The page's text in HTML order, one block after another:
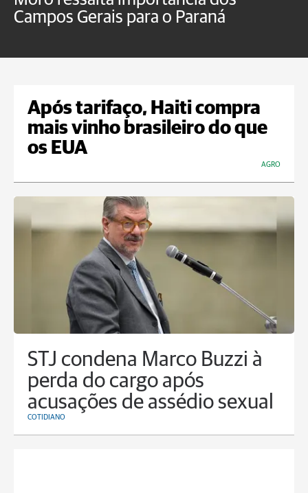
Campos Gerais para o Paraná
Após tarifaço, Haiti compra
mais vinho brasileiro do que
os EUA
AGRO
STJ condena Marco Buzzi à
perda do cargo após
acusações de assédio sexual
COTIDIANO